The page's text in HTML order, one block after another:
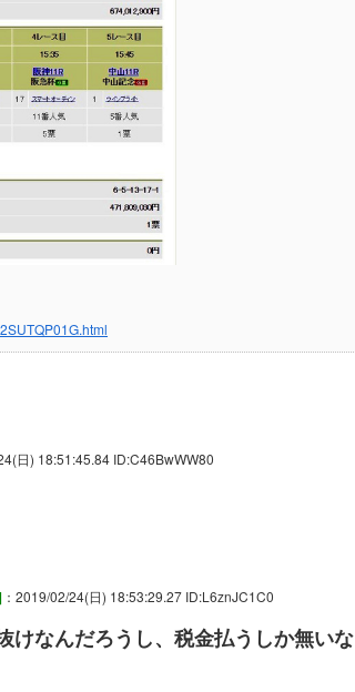
日) 18:51:45.84 ID:C46BwWW80
：2019/02/24(日) 18:53:29.27 ID:L6znJC1C0
けなんだろうし、税金払うしか無いな